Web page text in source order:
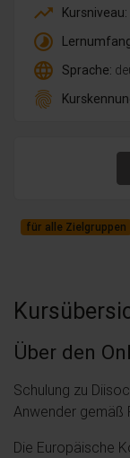
trending_up Kursniveau:
timelapse
language Sprache:
fingerprint
für alle Zielgruppen
Über den
Schulung zu
Anwender gemäß
Die Europäische